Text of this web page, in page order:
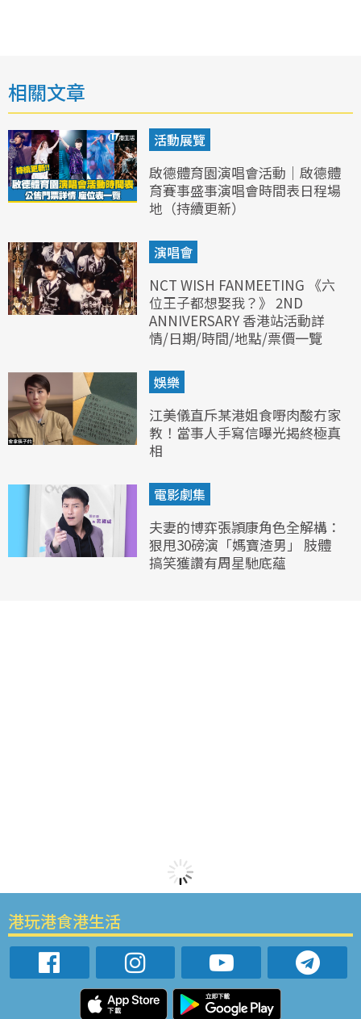
相關文章
活動展覽
啟德體育園演唱會活動｜啟德體
育賽事盛事演唱會時間表日程場
地（持續更新）
演唱會
NCT WISH FANMEETING 《六
位王子都想娶我？》 2ND
ANNIVERSARY 香港站活動詳
情/日期/時間/地點/票價一覽
娛樂
江美儀直斥某港姐食嘢肉酸冇家
教！當事人手寫信曝光揭終極真
相
電影劇集
夫妻的博弈張頴康角色全解構：
狠甩30磅演「媽寶渣男」 肢體
搞笑獲讚有周星馳底蘊
港玩港食港生活